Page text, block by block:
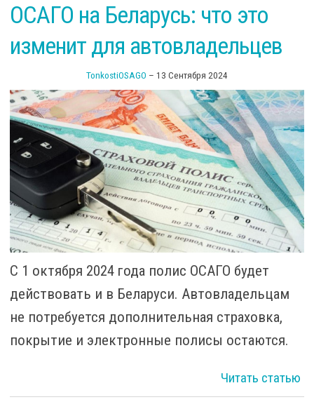
ОСАГО на Беларусь: что это
изменит для автовладельцев
TonkostiOSAGO – 13 Сентября 2024
С 1 октября 2024 года полис ОСАГО будет
действовать и в Беларуси. Автовладельцам
не потребуется дополнительная страховка,
покрытие и электронные полисы остаются.
Читать статью